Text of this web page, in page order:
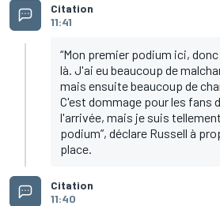
Citation
11:41
“Mon premier podium ici,
là. J'ai eu beaucoup de
mais ensuite beaucoup de
C'est dommage pour les fans
l'arrivée, mais je suis
podium”, déclare Russell à
place.
Citation
11:40